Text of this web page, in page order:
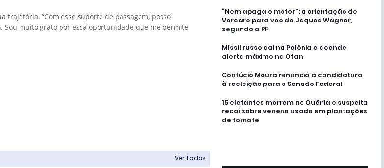
trajetória. “Com esse suporte de passagem, posso
muito grato por essa oportunidade que me permite
Ver todos
“Nem apaga o motor”: a orientação de
Vorcaro para voo de Jaques Wagner,
segundo a PF
Míssil russo cai na Polônia e acende
alerta máximo na Otan
Confúcio Moura renuncia à candidatura
à reeleição para o Senado Federal
15 elefantes morrem no Quênia e suspeita
recai sobre veneno usado em plantações
de tomate